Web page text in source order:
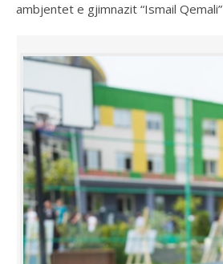
ambjentet e gjimnazit “Ismail Qemali”